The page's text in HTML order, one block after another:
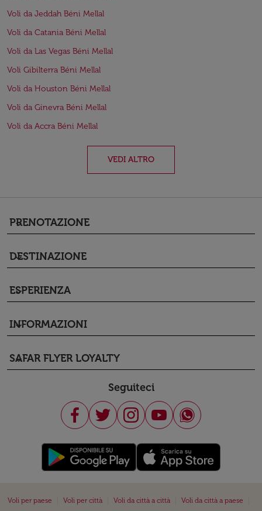
Voli da Jeddah Béni Mellal
Voli da Catania Béni Mellal
Voli da Las Vegas Béni Mellal
Voli Gibilterra Béni Mellal
Voli da Houston Béni Mellal
Voli da Ginevra Béni Mellal
Voli da Accra Béni Mellal
VEDI ALTRO
PRENOTAZIONE
keyboard_arrow_down
DESTINAZIONE
keyboard_arrow_down
ESPERIENZA
keyboard_arrow_down
INFORMAZIONI
keyboard_arrow_down
SAFAR FLYER LOYALTY
keyboard_arrow_down
Seguiteci
Voli per paese Voli per città Voli da città a città Voli da città a paese